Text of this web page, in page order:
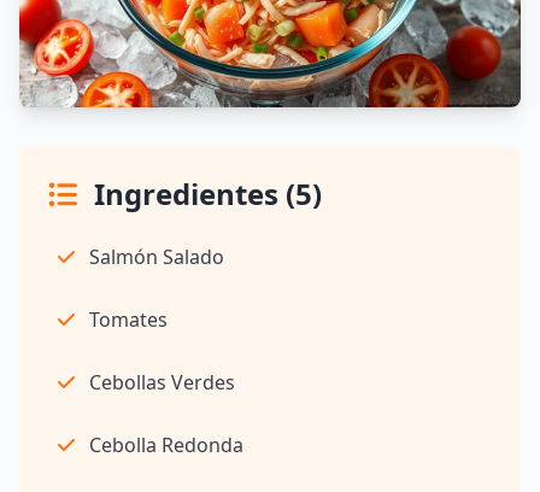
Ingredientes (5)
Salmón Salado
Tomates
Cebollas Verdes
Cebolla Redonda